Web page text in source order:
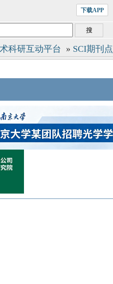
下载APP
科研互动平台 » SCI期刊